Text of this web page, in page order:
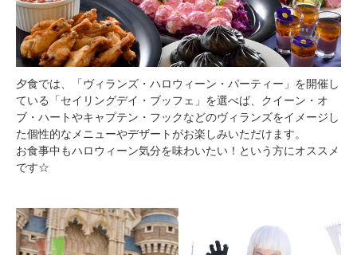
夕食では、「ヴィランズ・ハロウィーン・パーティー」を開催し
ている「セイリングデイ・ブッフェ」を選べば、クイーン・オ
ブ・ハートやキャプテン・フックなどのヴィランズをイメージし
た個性的なメニューやデザートがお楽しみいただけます。
お食事中もハロウィーン気分を味わいたい！という方にオススメ
です☆